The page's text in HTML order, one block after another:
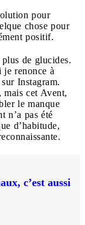
pour
chose pour
positif.
de glucides.
je renonce à
Instagram.
mais cet Avent,
le manque
n’a pas été
d’habitude,
c’est aussi